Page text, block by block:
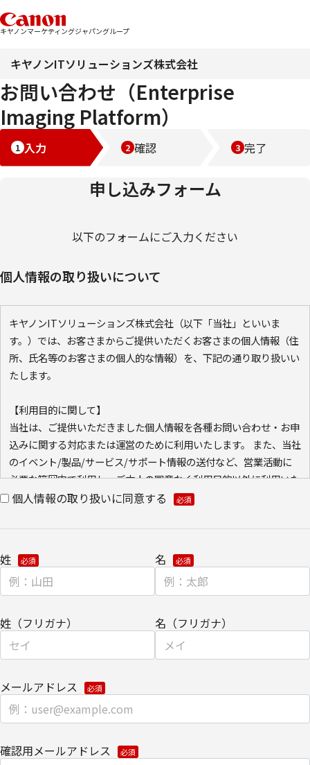
キヤノンマーケティングジャパングループ
キヤノンITソリューションズ株式会社
お問い合わせ（Enterprise
Imaging Platform）
入力 確認 完了
申し込みフォーム
以下のフォームにご入力ください
個人情報の取り扱いについて
キヤノンITソリューションズ株式会社（以下「当社」といいま
す。）では、お客さまからご提供いただくお客さまの個人情報（住
所、氏名等のお客さまの個人的な情報）を、下記の通り取り扱いい
たします。
【利用目的に関して】
当社は、ご提供いただきました個人情報を各種お問い合わせ・お申
込みに関する対応または運営のために利用いたします。 また、当社
のイベント/製品/サービス/サポート情報の送付など、営業活動に
必要な範囲内で利用し、ご本人の同意なく利用目的以外に利用いた
しません。
Cookie（クッキー）を紐づけて、ウェブアクセス履歴を取得する
ンク先ページ、および当社と当社のグループ会社が運営・開設する
ウェブページ内に限られます。アクセス履歴は、市場分析、およ
び、これに基づく販売促進活動のために利用します。
・ウェブサイトにおける、お客さまアクセス情報の取り扱いについ
て。
クッキー（cookie）とウェブビーコンの使用によるアクセス情報の
【第三者提供に関して】
当社はご提供いただきました個人情報を安全に管理し、以下の場合
個人情報の取り扱いに同意する
姓 名
姓（フリガナ） 名（フリガナ）
メールアドレス
確認用メールアドレス